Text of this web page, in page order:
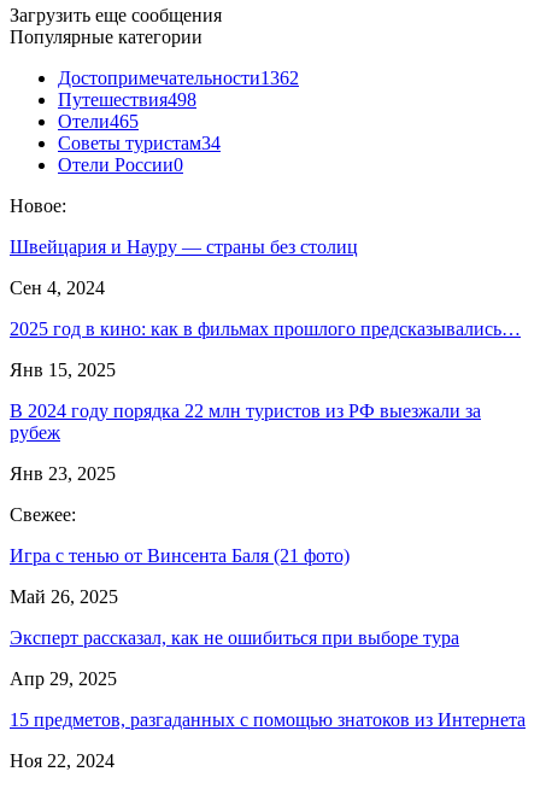
Загрузить еще сообщения
Популярные категории
Достопримечательности1362
Путешествия498
Отели465
Советы туристам34
Отели России0
Новое:
Швейцария и Науру — страны без столиц
Сен 4, 2024
2025 год в кино: как в фильмах прошлого предсказывались…
Янв 15, 2025
В 2024 году порядка 22 млн туристов из РФ выезжали за
рубеж
Янв 23, 2025
Свежее:
Игра с тенью от Винсента Баля (21 фото)
Май 26, 2025
Эксперт рассказал, как не ошибиться при выборе тура
Апр 29, 2025
15 предметов, разгаданных с помощью знатоков из Интернета
Ноя 22, 2024